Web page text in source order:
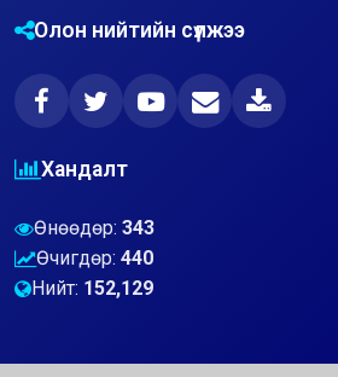
Олон нийтийн сүлжээ
Хандалт
Өнөөдөр: 343
Өчигдөр: 440
Нийт: 152,129